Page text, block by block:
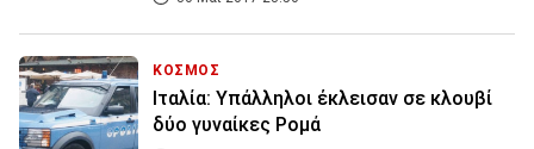
ΚΟΣΜΟΣ
Ιταλία: Υπάλληλοι έκλεισαν σε κλουβί
δύο γυναίκες Ρομά